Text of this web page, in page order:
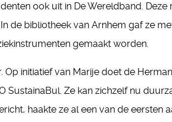
ook uit in De Wereldband.
de bibliotheek van Arnhem gaf ze
gemaakt worden.
Op initiatief van Marije doet de
SustainaBul. Ze kan zichzelf nu
haakte ze al een van de eersten